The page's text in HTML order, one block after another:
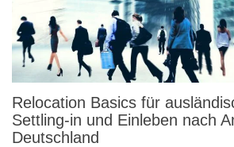
Relocation Basics für
Settling-in und Einleben nach
Deutschland